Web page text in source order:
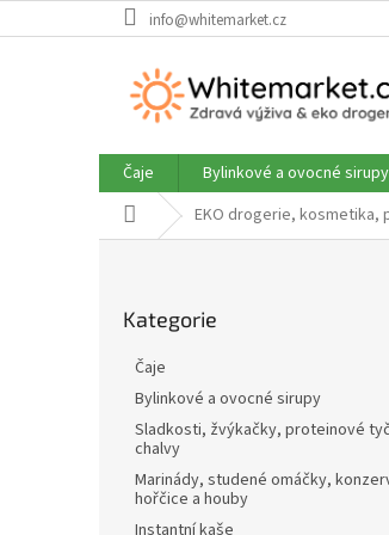
na
info@whitemarket.cz
Čaje Bylinkové a ovocné sirupy
Domů EKO drogerie, kosmetika,
kategorie
Kategorie
Čaje
Bylinkové a ovocné sirupy
Sladkosti, žvýkačky, proteinové
chalvy
Marinády, studené omáčky,
hořčice a houby
Instantní kaše